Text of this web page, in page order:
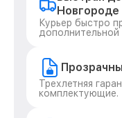
Новгороде
Курьер быстро
дополнительной
Трехлетняя
комплектующие.